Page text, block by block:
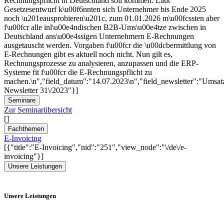
Gesetzesentwurf k\u00f6nnten sich Unternehmer bis Ende 2025
noch \u201eausprobieren\u201c, zum 01.01.2026 m\u00fcssten aber
f\u00fcr alle inl\u00e4ndischen B2B-Ums\u00e4tze zwischen in
Deutschland ans\u00e4ssigen Unternehmern E-Rechnungen
ausgetauscht werden. Vorgaben f\u00fcr die \u00dcbermittlung von
E-Rechnungen gibt es aktuell noch nicht. Nun gilt es,
Rechnungsprozesse zu analysieren, anzupassen und die ERP-
Systeme fit f\u00fcr die E-Rechnungspflicht zu
Newsletter 31\/2023"}]
Seminare
Zur Seminarübersicht
[]
Fachthemen
E-Invoicing
[{"title":"E-Invoicing","nid":"251","view_node":"\/de\/e-
invoicing"}]
Unsere Leistungen
Unsere Leistungen